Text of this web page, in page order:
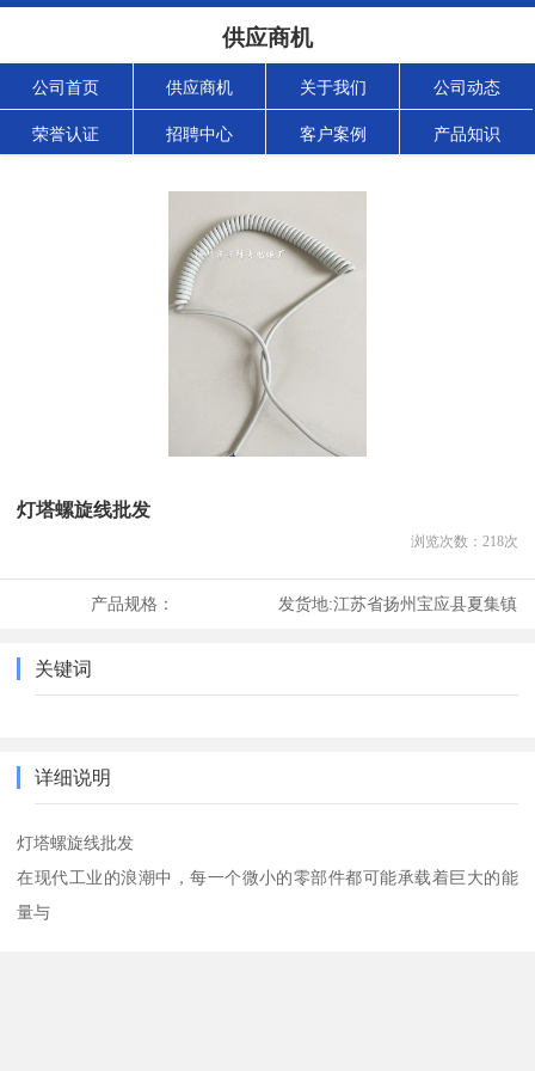
供应商机
公司首页 供应商机 关于我们 公司动态
荣誉认证 招聘中心 客户案例 产品知识
灯塔螺旋线批发
浏览次数： 218次
产品规格： 发货地:江苏省扬州宝应县夏集镇
关键词
详细说明
灯塔螺旋线批发
在现代工业的浪潮中，每一个微小的零部件都可能承载着巨大的能
量与